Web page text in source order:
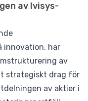
av Ivisys-
innovation, har
av
strategiskt drag för
av aktier i